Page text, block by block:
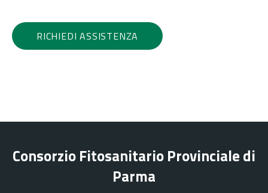
RICHIEDI ASSISTENZA
Consorzio Fitosanitario Provinciale di
Parma